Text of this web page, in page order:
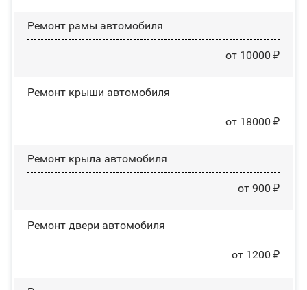
Ремонт рамы автомобиля
от 10000 ₽
Ремонт крыши автомобиля
от 18000 ₽
Ремонт крыла автомобиля
от 900 ₽
Ремонт двери автомобиля
от 1200 ₽